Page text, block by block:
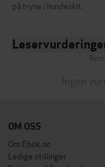
Ingen
OM OSS
Om Ebok.no
Ledige stillinger